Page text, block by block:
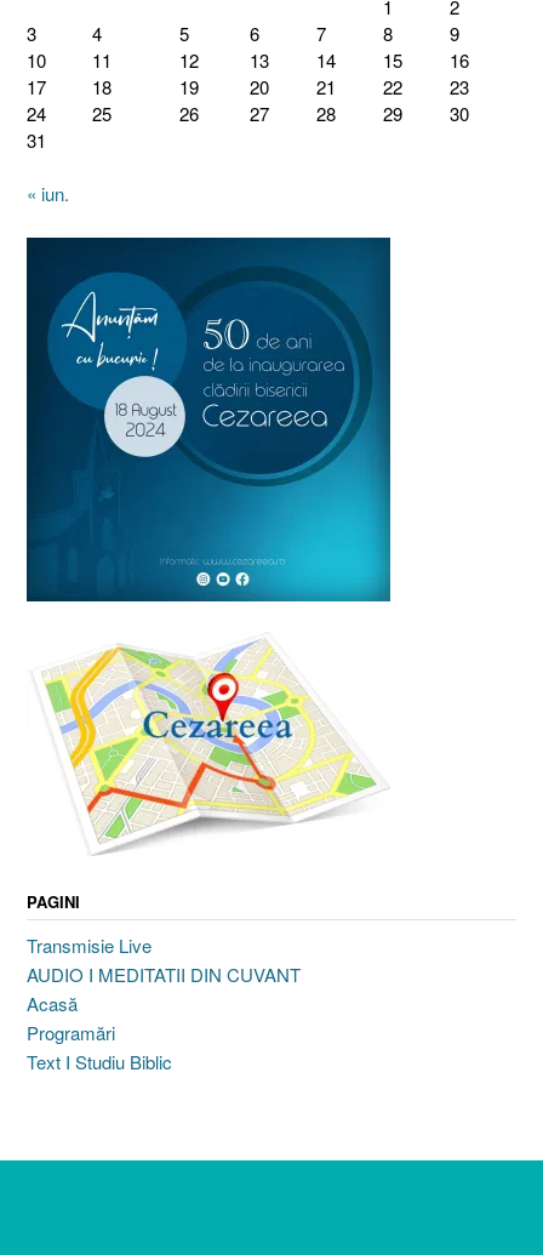
1
2
3
4 5 6 7 8
9
10
11 12 13 14 15
16
17
18 19 20 21 22
23
24
25 26 27 28 29
30
31
« iun.
PAGINI
Transmisie Live
AUDIO I MEDITATII DIN CUVANT
Acasă
Programări
Text I Studiu Biblic